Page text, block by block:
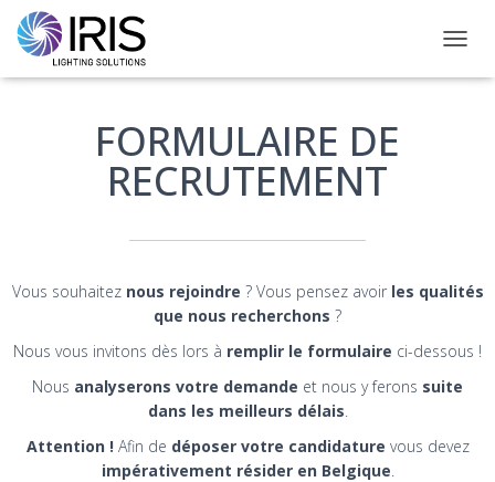
FORMULAIRE DE
RECRUTEMENT
Vous souhaitez nous rejoindre ? Vous pensez avoir les qualités
que nous recherchons ?
Nous vous invitons dès lors à remplir le formulaire ci-dessous !
Nous analyserons votre demande et nous y ferons suite
dans les meilleurs délais.
Attention !Afin de déposer votre candidature vous devez
impérativement résider en Belgique.